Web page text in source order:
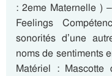
: 2eme Maternelle )
Feelings
sonorités d’une
noms de sentiments
Matériel : Mascotte